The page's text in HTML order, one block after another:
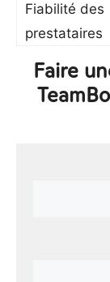
Fiabilité des
prestataires
Faire